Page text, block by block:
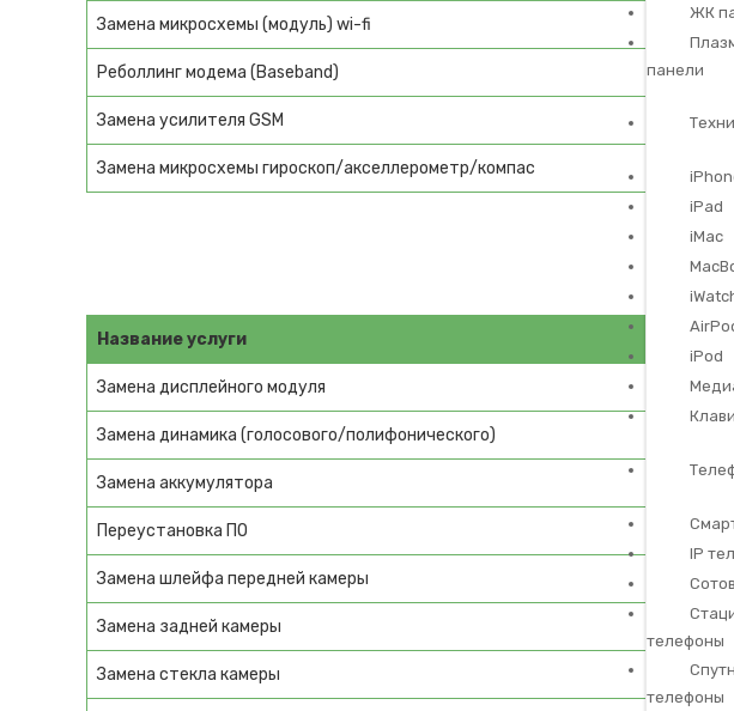
ЖК
панели
iPad
iMac
iPod
IP
телефоны
телефоны
Замена микросхемы (модуль) wi-fi
Реболлинг модема (Baseband)
Замена усилителя GSM
Замена микросхемы гироскоп/акселлерометр/компас
Название услуги
Замена дисплейного модуля
Замена динамика (голосового/полифонического)
Замена аккумулятора
Переустановка ПО
Замена шлейфа передней камеры
Замена задней камеры
Замена стекла камеры